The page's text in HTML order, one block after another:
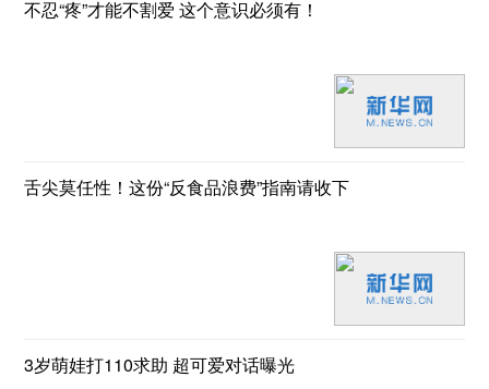
不忍“疼”才能不割爱 这个意识必须有！
舌尖莫任性！这份“反食品浪费”指南请收下
3岁萌娃打110求助 超可爱对话曝光